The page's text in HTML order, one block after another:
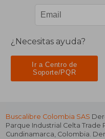
¿Necesitas ayuda?
Ir a Centro de
Soporte/PQR
Buscalibre Colombia SAS
Parque Industrial Celta Trade
Cundinamarca, Colombia.